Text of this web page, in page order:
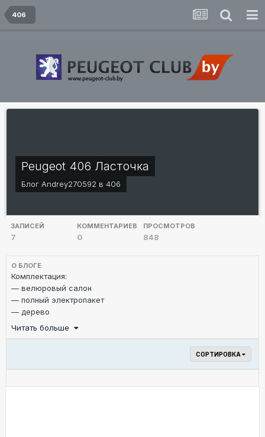
406
Peugeot 406 Ласточка
Блог Andrey270592 в 406
ЗАПИСЕЙ
7
КОММЕНТАРИЕВ
0
ПРОСМОТРОВ
848
О БЛОГЕ
Комплектация:
— велюровый салон
— полный электропакет
— дерево
— климат контроль
— эл. зеркала с подогревом
Читать больше
СОРТИРОВКА